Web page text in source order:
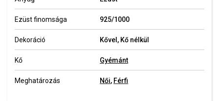
Ezüst finomsága 925/1000
Dekoráció Kővel, Kő nélkül
Kő Gyémánt
Meghatározás Női, Férfi